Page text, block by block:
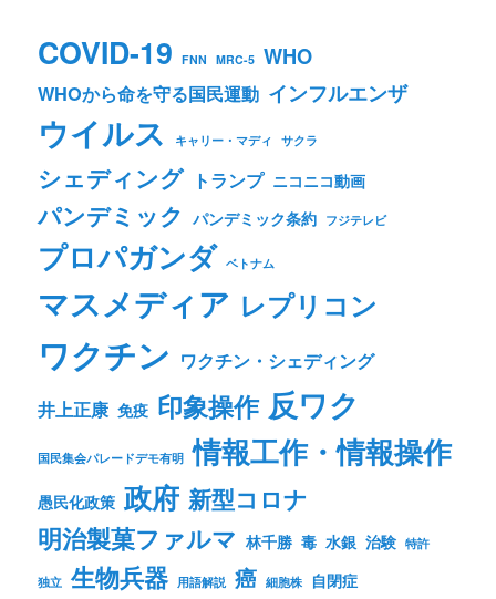
COVID-19 FNN MRC-5 WHO
WHOから命を守る国民運動 インフルエンザ
ウイルス キャリー・マディ サクラ
シェディング トランプ ニコニコ動画
パンデミック パンデミック条約 フジテレビ
プロパガンダ ベトナム
マスメディア レプリコン
ワクチン ワクチン・シェディング
井上正康 免疫 印象操作 反ワク
国民集会パレードデモ有明 情報工作・情報操作
愚民化政策 政府 新型コロナ
明治製菓ファルマ 林千勝 毒 水銀 治験 特許
独立 生物兵器 用語解説 癌 細胞株 自閉症